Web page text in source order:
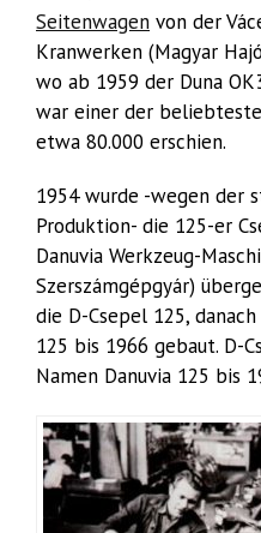
Seitenwagen von der
Kranwerken (Magyar
wo ab 1959 der Duna
war einer der
etwa 80.000 erschien.
1954 wurde -wegen der
Produktion- die 125-er
Danuvia Werkzeug-
Szerszámgépgyár)
die D-Csepel 125,
125 bis 1966 gebaut. D-
Namen Danuvia 125 bis